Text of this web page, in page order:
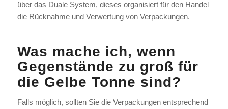
über das Duale System, dieses organisiert für den Handel
die Rücknahme und Verwertung von Verpackungen.
Was mache ich, wenn
Gegenstände zu groß für
die Gelbe Tonne sind?
Falls möglich, sollten Sie die Verpackungen entsprechend